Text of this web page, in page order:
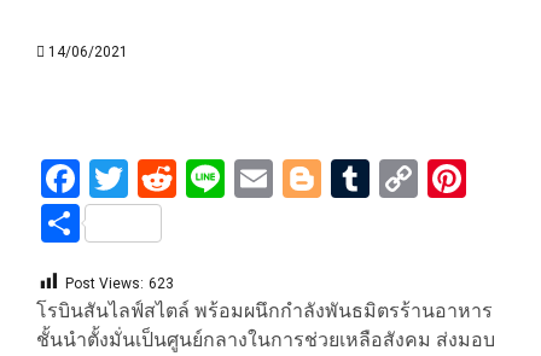
14/06/2021
Facebook
Twitter
Reddit
LineEmailBlogger
Tumblr
Copy
Share
Post Views: 623
โรบินสันไลฟ์สไตล์ พร้อมผนึกกำลังพันธมิตรร้านอาหาร
ชั้นนำตั้งมั่นเป็นศูนย์กลางในการช่วยเหลือสังคม ส่งมอบ